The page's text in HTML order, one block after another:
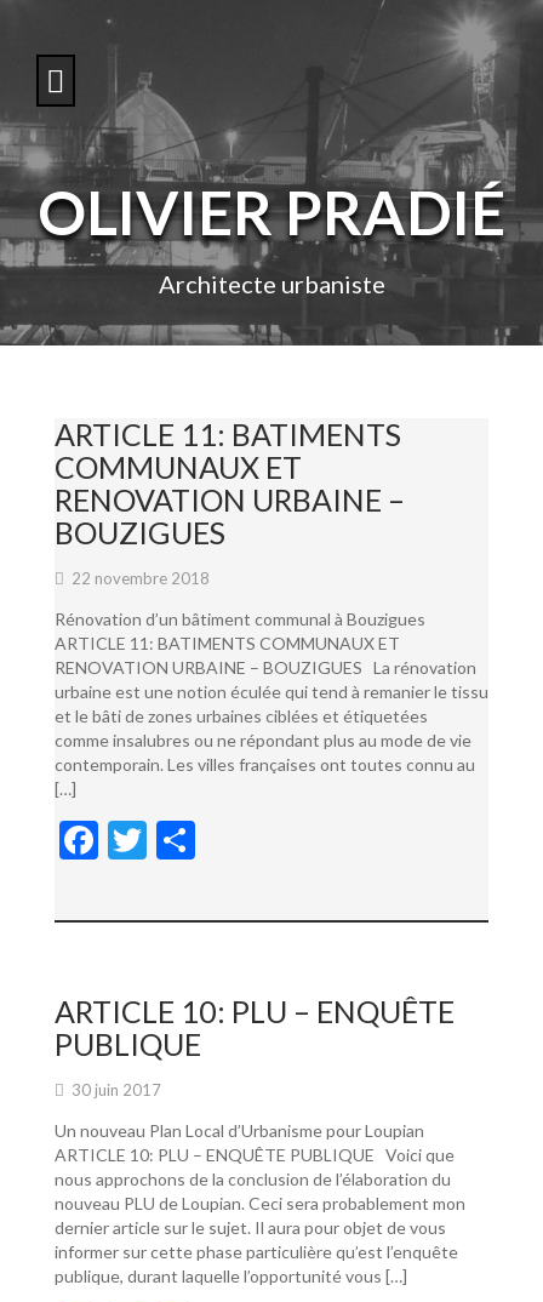
o
c
n
e
OLIVIER PRADIÉ
Architecte urbaniste
ARTICLE 11: BATIMENTS
COMMUNAUX ET
RENOVATION URBAINE –
BOUZIGUES
22 novembre 2018
Rénovation d’un bâtiment communal à Bouzigues
ARTICLE 11: BATIMENTS COMMUNAUX ET
RENOVATION URBAINE – BOUZIGUES La rénovation
urbaine est une notion éculée qui tend à remanier le tissu
et le bâti de zones urbaines ciblées et étiquetées
comme insalubres ou ne répondant plus au mode de vie
contemporain. Les villes françaises ont toutes connu au
[…]
F
e
o
o
k
T
itt ta
er
ARTICLE 10: PLU – ENQUÊTE
PUBLIQUE
30 juin 2017
Un nouveau Plan Local d’Urbanisme pour Loupian
ARTICLE 10: PLU – ENQUÊTE PUBLIQUE Voici que
nous approchons de la conclusion de l’élaboration du
nouveau PLU de Loupian. Ceci sera probablement mon
dernier article sur le sujet. Il aura pour objet de vous
informer sur cette phase particulière qu’est l’enquête
publique, durant laquelle l’opportunité vous […]